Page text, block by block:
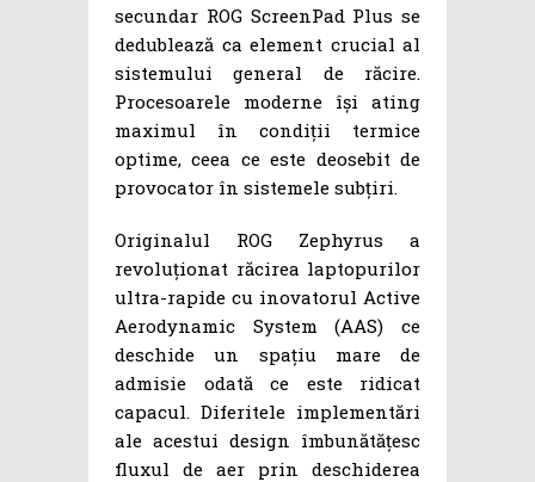
secundar ROG ScreenPad Plus se
dedublează ca element crucial al
sistemului general de răcire.
Procesoarele moderne își ating
maximul în condiții termice
optime, ceea ce este deosebit de
provocator în sistemele subțiri.
Originalul ROG Zephyrus a
revoluționat răcirea laptopurilor
ultra-rapide cu inovatorul Active
Aerodynamic System (AAS) ce
deschide un spațiu mare de
admisie odată ce este ridicat
capacul. Diferitele implementări
ale acestui design îmbunătățesc
fluxul de aer prin deschiderea